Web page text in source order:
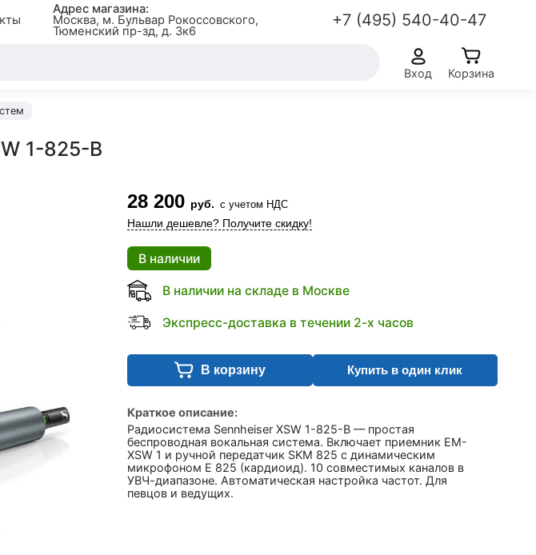
Адрес магазина:
Москва, м. Бульвар Рокоссовского,
Тюменский пр-зд, д. 3к6
+7 (495) 540-40-47
Вход Корзина
1-825-B
28 200 руб. с учетом НДС
Нашли дешевле? Получите скидку!
В наличии
В наличии на складе в Москве
Экспресс-доставка в течении 2-х часов
В корзину Купить в один клик
Краткое описание:
Радиосистема Sennheiser XSW 1-825-B — простая
беспроводная вокальная система. Включает приемник EM-
XSW 1 и ручной передатчик SKM 825 с динамическим
микрофоном E 825 (кардиоид). 10 совместимых каналов в
УВЧ-диапазоне. Автоматическая настройка частот. Для
певцов и ведущих.